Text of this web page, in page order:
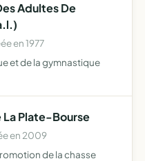
Adultes De
en 1977
et de la gymnastique
La Plate-Bourse
en 2009
de la chasse